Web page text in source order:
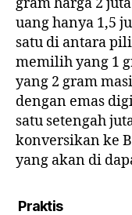
uang hanya 1,5
satu di antara
memilih yang 1
yang 2 gram
dengan emas
satu setengah
konversikan ke
yang akan di
Praktis